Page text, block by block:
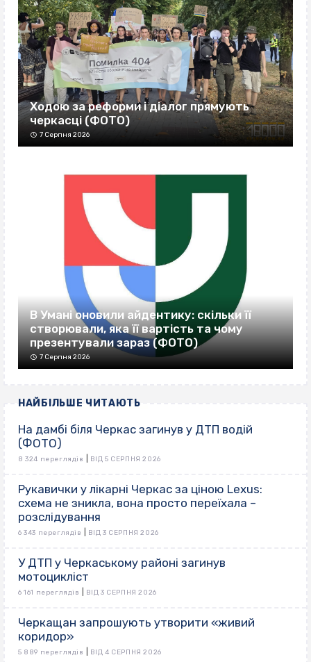
Ходою за реформи і діалог прямують
черкасці (ФОТО)
7 Серпня 2026
В Умані оновили айдентику: скільки її
створювали, яка її вартість та чому
презентували зараз (ФОТО)
7 Серпня 2026
НАЙБІЛЬШЕ ЧИТАЮТЬ
На дамбі біля Черкас загинув у ДТП водій
(ФОТО)
8 324 переглядів ВІД 5 СЕРПНЯ 2026
Рукавички у лікарні Черкас за ціною Lexus:
схема не зникла, вона просто переїхала –
розслідування
6 343 переглядів ВІД 3 СЕРПНЯ 2026
У ДТП у Черкаському районі загинув
мотоцикліст
6 161 переглядів ВІД 3 СЕРПНЯ 2026
Черкащан запрошують утворити «живий
коридор»
5 889 переглядів ВІД 4 СЕРПНЯ 2026